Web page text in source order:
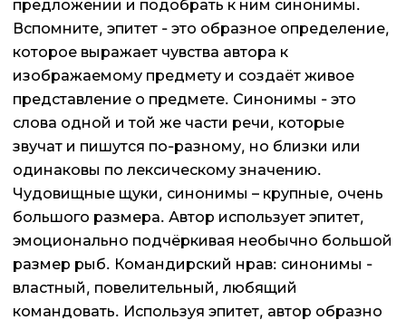
предложении и подобрать к ним синонимы.
Вспомните, эпитет - это образное определение,
которое выражает чувства автора к
изображаемому предмету и создаёт живое
представление о предмете. Синонимы - это
слова одной и той же части речи, которые
звучат и пишутся по-разному, но близки или
одинаковы по лексическому значению.
Чудовищные щуки, синонимы – крупные, очень
большого размера. Автор использует эпитет,
эмоционально подчёркивая необычно большой
размер рыб. Командирский нрав: синонимы -
властный, повелительный, любящий
командовать. Используя эпитет, автор образно